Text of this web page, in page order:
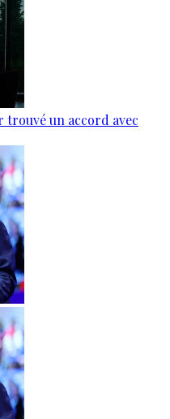
trouvé un accord avec